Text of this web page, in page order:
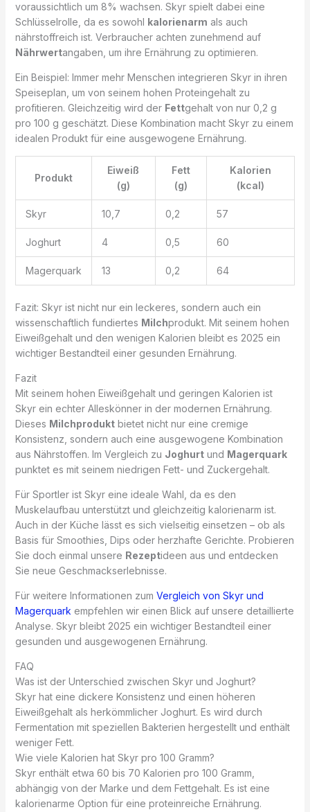
voraussichtlich um 8% wachsen. Skyr spielt dabei eine
Schlüsselrolle, da es sowohl
kalorienarm als auch
nährstoffreich ist. Verbraucher achten zunehmend auf
Nährwertangaben, um ihre Ernährung zu optimieren.
Ein Beispiel: Immer mehr Menschen integrieren Skyr in ihren
Speiseplan, um von seinem hohen Proteingehalt zu
profitieren. Gleichzeitig wird der Fettgehalt von nur 0,2 g
pro 100 g geschätzt. Diese Kombination macht Skyr zu einem
idealen Produkt für eine ausgewogene Ernährung.
Produkt
Eiweiß
(g)
Fett
(g)
Kalorien
(kcal)
Skyr 10,7 0,2 57
Joghurt 4 0,5 60
Magerquark 13 0,2 64
Fazit: Skyr ist nicht nur ein leckeres, sondern auch ein
wissenschaftlich fundiertes Milchprodukt. Mit seinem hohen
Eiweißgehalt und den wenigen Kalorien bleibt es 2025 ein
wichtiger Bestandteil einer gesunden Ernährung.
Fazit
Mit seinem hohen Eiweißgehalt und geringen Kalorien ist
Skyr ein echter Alleskönner in der modernen Ernährung.
Dieses Milchproduktbietet nicht nur eine cremige
Konsistenz, sondern auch eine ausgewogene Kombination
aus Nährstoffen. Im Vergleich zu Joghurtund Magerquark
punktet es mit seinem niedrigen Fett- und Zuckergehalt.
Für Sportler ist Skyr eine ideale Wahl, da es den
Muskelaufbau unterstützt und gleichzeitig kalorienarm ist.
Auch in der Küche lässt es sich vielseitig einsetzen – ob als
Basis für Smoothies, Dips oder herzhafte Gerichte. Probieren
Sie doch einmal unsere Rezeptideen aus und entdecken
Sie neue Geschmackserlebnisse.
Für weitere Informationen zum Vergleich von Skyr und
Magerquarkempfehlen wir einen Blick auf unsere detaillierte
Analyse. Skyr bleibt 2025 ein wichtiger Bestandteil einer
gesunden und ausgewogenen Ernährung.
FAQ
Was ist der Unterschied zwischen Skyr und Joghurt?
Skyr hat eine dickere Konsistenz und einen höheren
Eiweißgehalt als herkömmlicher Joghurt. Es wird durch
Fermentation mit speziellen Bakterien hergestellt und enthält
weniger Fett.
Wie viele Kalorien hat Skyr pro 100 Gramm?
Skyr enthält etwa 60 bis 70 Kalorien pro 100 Gramm,
abhängig von der Marke und dem Fettgehalt. Es ist eine
kalorienarme Option für eine proteinreiche Ernährung.